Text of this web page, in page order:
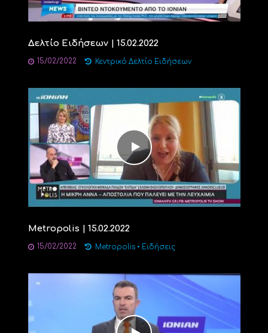
Δελτίο Ειδήσεων | 15.02.2022
15/02/2022 Κεντρικό Δελτίο Ειδήσεων
Metropolis | 15.02.2022
15/02/2022 Metropolis • Ειδήσεις